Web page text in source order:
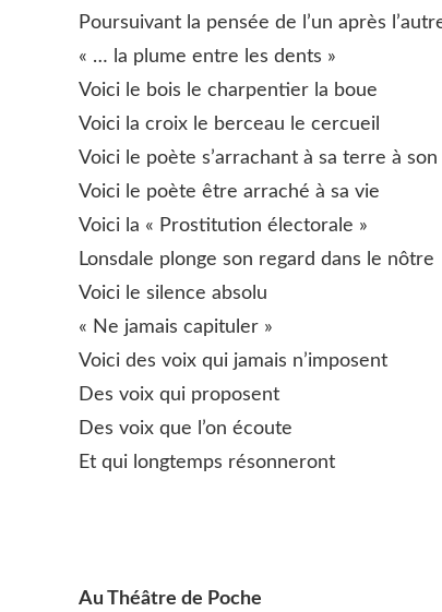
Poursuivant la pensée de l’un après
« … la plume entre les dents »
Voici le bois le charpentier la boue
Voici la croix le berceau le cercueil
Voici le poète s’arrachant à sa terre à
Voici le poète être arraché à sa vie
Voici la « Prostitution électorale »
Lonsdale plonge son regard dans le nôtre
Voici le silence absolu
« Ne jamais capituler »
Voici des voix qui jamais n’imposent
Des voix qui proposent
Des voix que l’on écoute
Et qui longtemps résonneront
Au Théâtre de Poche